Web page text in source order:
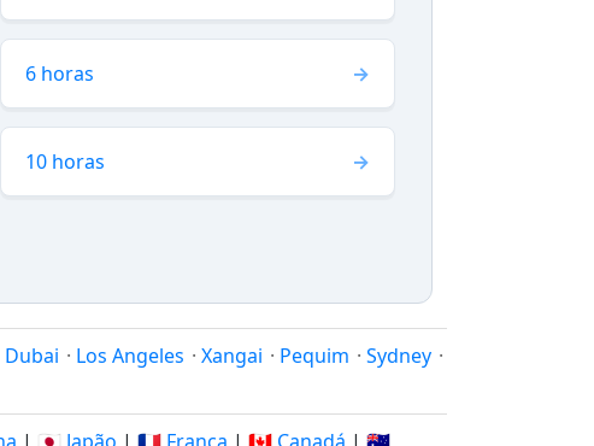
6 horas
10 horas
Dubai · Los Angeles · Xangai · Pequim · Sydney ·